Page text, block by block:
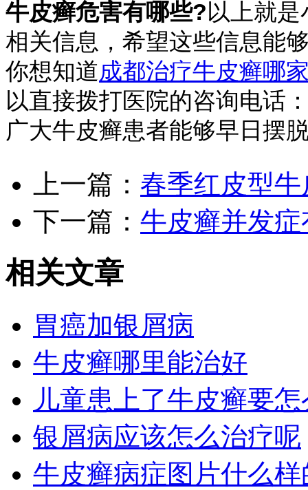
牛皮癣危害有哪些?以上就
相关信息，希望这些信息能
你想知道成都治疗牛皮癣哪
以直接拨打医院的咨询电话
广大牛皮癣患者能够早日摆
上一篇： 春季红皮型
下一篇： 牛皮癣并发
相关文章
胃癌加银屑病
牛皮癣哪里能治好
儿童患上了牛皮癣要
银屑病应该怎么治疗呢
牛皮癣病症图片什么样